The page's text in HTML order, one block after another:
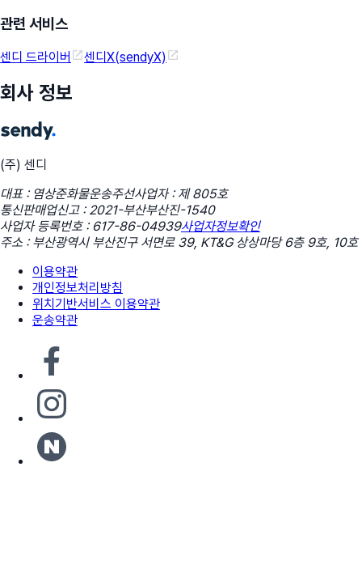
관련 서비스
센디 드라이버 센디X(sendyX)
회사 정보
(주) 센디
대표 : 염상준화물운송주선사업자 : 제 805호
통신판매업신고 : 2021-부산부산진-1540
사업자 등록번호 : 617-86-04939사업자정보확인
주소 : 부산광역시 부산진구 서면로 39, KT&G 상상마당 6층 9호, 10호
이용약관
개인정보처리방침
위치기반서비스 이용약관
운송약관